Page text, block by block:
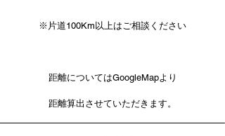
※片道100Km以上はご相談ください
距離についてはGoogleMapより
​距離算出させていただきます。